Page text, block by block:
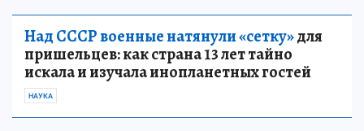
Над СССР военные натянули «сетку»для
пришельцев: как страна 13 лет тайно
искала и изучала инопланетных гостей
НАУКА